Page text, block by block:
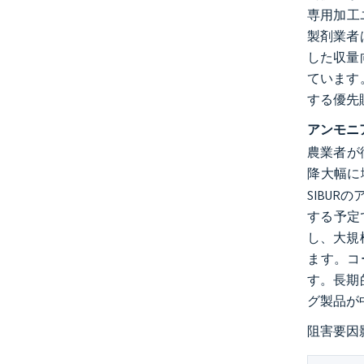
専用加工
製剤業者
した収
ています
する優先
アンモニ
農業者が
降大幅
SIBURの
する予定
し、大
ます。
す。長期
グ製品が
阻害要因